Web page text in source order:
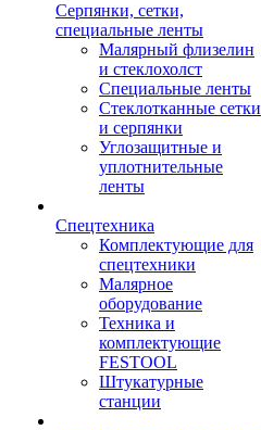
Серпянки, сетки,
специальные ленты
Малярный флизелин
и стеклохолст
Специальные ленты
Стеклотканные сетки
и серпянки
Углозащитные и
уплотнительные
ленты
Спецтехника
Комплектующие для
спецтехники
Малярное
оборудование
Техника и
комплектующие
FESTOOL
Штукатурные
станции